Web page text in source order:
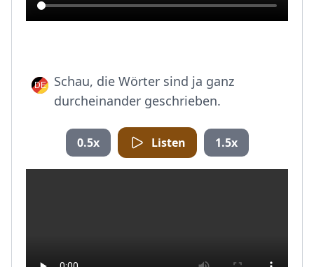
Schau, die Wörter sind ja ganz
durcheinander geschrieben.
0.5x Listen 1.5x